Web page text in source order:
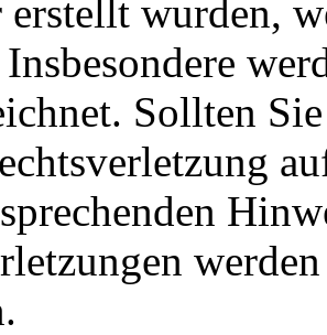
erstellt wurden,
Sollten